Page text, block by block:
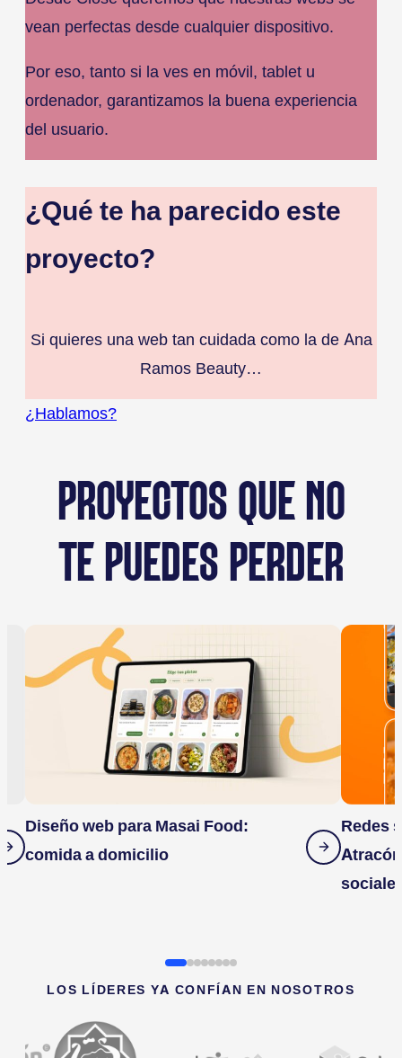
vean perfectas desde cualquier dispositivo.
Por eso, tanto si la ves en móvil, tablet u
ordenador, garantizamos la buena experiencia
del usuario.
¿Qué te ha parecido este
proyecto?
Si quieres una web tan cuidada como la de Ana
Ramos Beauty…
¿Hablamos?
PROYECTOS QUE NO
TE PUEDES PERDER
Diseño web para Masai Food:
comida a domicilio
Redes
LOS LÍDERES YA CONFÍAN EN NOSOTROS